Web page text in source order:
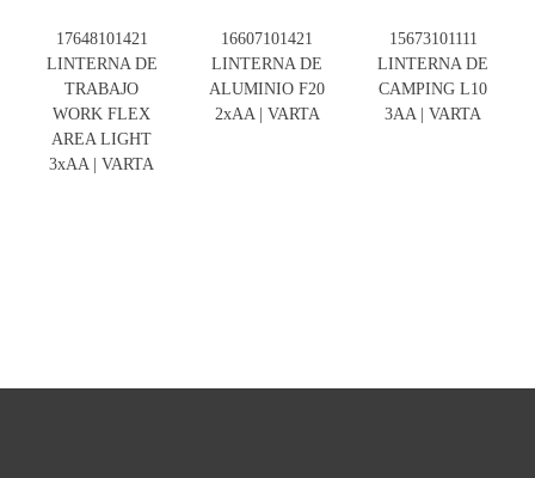
17648101421
LINTERNA DE
TRABAJO
WORK FLEX
AREA LIGHT
3xAA | VARTA
16607101421
LINTERNA DE
ALUMINIO F20
2xAA | VARTA
15673101111
LINTERNA DE
CAMPING L10
3AA | VARTA